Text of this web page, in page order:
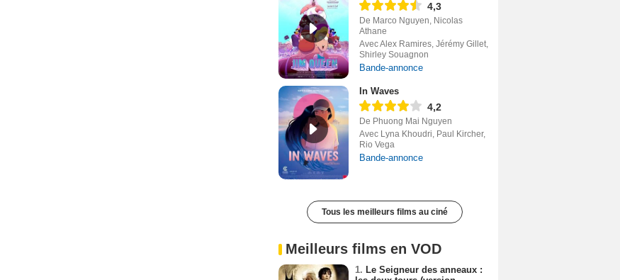
4,3
De Marco Nguyen, Nicolas
Athane
Avec Alex Ramires, Jérémy Gillet,
Shirley Souagnon
Bande-annonce
In Waves
4,2
De Phuong Mai Nguyen
Avec Lyna Khoudri, Paul Kircher,
Rio Vega
Bande-annonce
Tous les meilleurs films au ciné
Meilleurs films en VOD
1. Le Seigneur des anneaux :